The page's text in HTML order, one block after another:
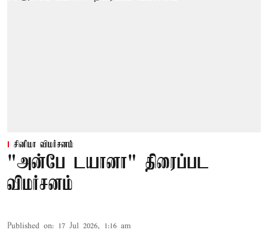
சினிமா விமர்சனம்
"அன்பே டயானா" திரைப்பட
விமர்சனம்
Published on: 17 Jul 2026, 1:16 am